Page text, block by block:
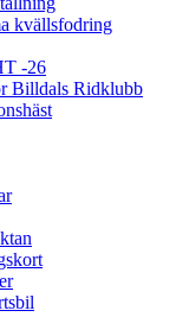
kvällsfodring
-26
Billdals Ridklubb